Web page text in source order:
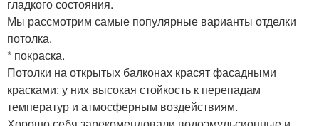
гладкого состояния.
Мы рассмотрим самые популярные варианты отделки
потолка.
* покраска.
Потолки на открытых балконах красят фасадными
красками: у них высокая стойкость к перепадам
температур и атмосферным воздействиям.